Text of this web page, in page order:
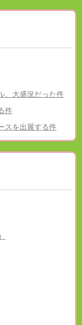
、大盛況だった件
件
スを出展する件